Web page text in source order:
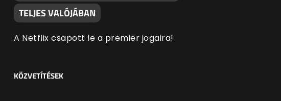
TELJES VALÓJÁBAN
A Netflix csapott le a premier jogaira!
KÖZVETÍTÉSEK